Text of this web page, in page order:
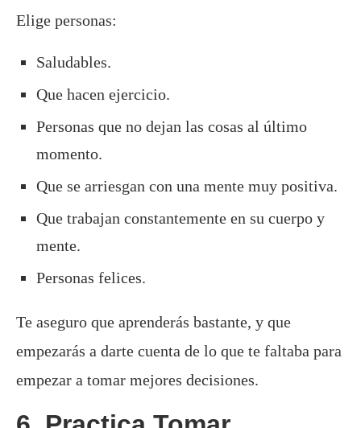
Elige personas:
Saludables.
Que hacen ejercicio.
Personas que no dejan las cosas al último
momento.
Que se arriesgan con una mente muy positiva.
Que trabajan constantemente en su cuerpo y
mente.
Personas felices.
Te aseguro que aprenderás bastante, y que
empezarás a darte cuenta de lo que te faltaba para
empezar a tomar mejores decisiones.